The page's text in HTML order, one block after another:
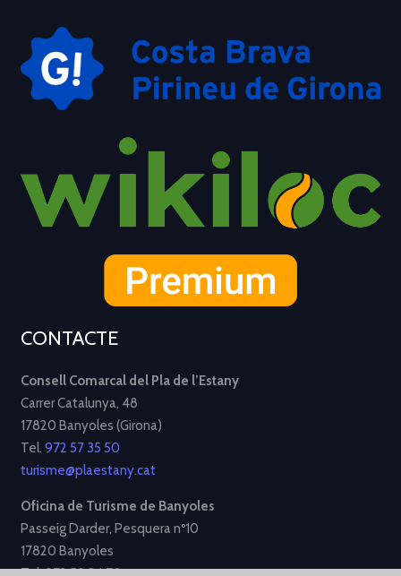
CONTACTE
Consell Comarcal del Pla de l’Estany
Carrer Catalunya, 48
17820 Banyoles (Girona)
Tel. 972 57 35 50
turisme@plaestany.cat
Oficina de Turisme de Banyoles
Passeig Darder, Pesquera nº10
17820 Banyoles